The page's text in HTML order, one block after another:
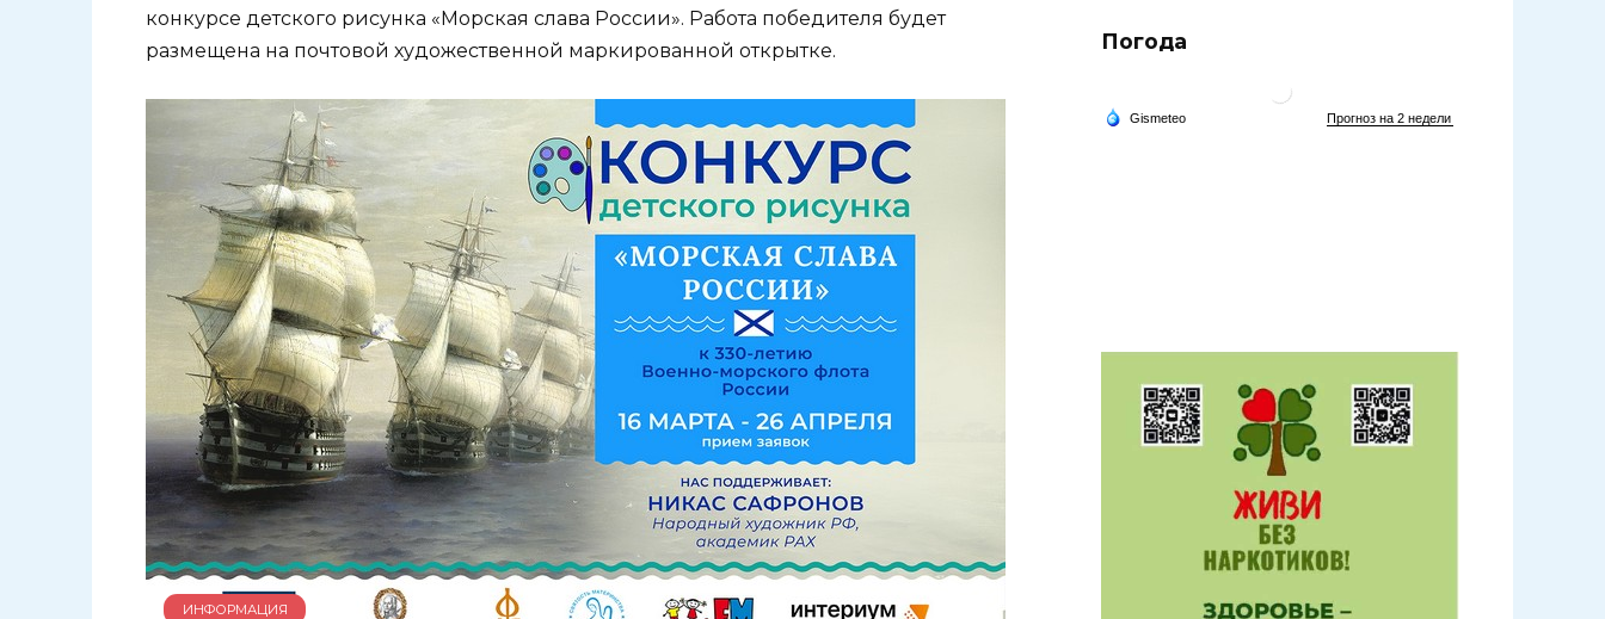
конкурсе детского рисунка «Морская слава России». Работа победителя будет
размещена на почтовой художественной маркированной открытке.
ИНФОРМАЦИЯ
Погода